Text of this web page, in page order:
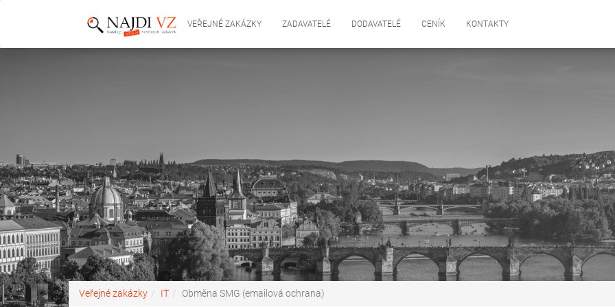
VEŘEJNÉ ZAKÁZKY ZADAVATELÉ DODAVATELÉ CENÍK KONTAKTY
Veřejné zakázky IT Obměna SMG (emailová ochrana)